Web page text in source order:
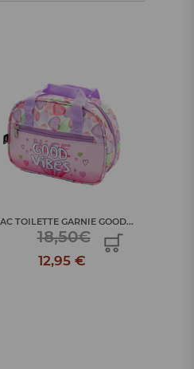
TOILETTE GARNIE GOOD...
18,50€
12,95 €